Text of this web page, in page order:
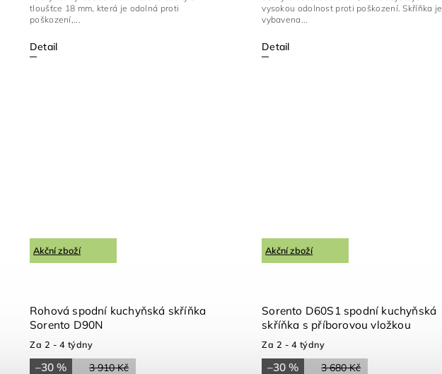
Detail
tloušťce 18 mm, která je odolná proti
poškození,...
Detail
vysokou odolnost proti poškození. Skříňka je
vybavena...
Akční zboží
Rohová spodní kuchyňská skříňka
Sorento D90N
Za 2 - 4 týdny
3 910 Kč
–30 %
Akční zboží
Sorento D60S1 spodní kuchyňská
skříňka s příborovou vložkou
Za 2 - 4 týdny
3 680 Kč
–30 %